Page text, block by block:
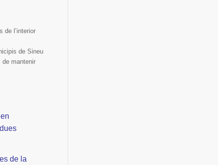
de l’interior
de Sineu
de mantenir
de la